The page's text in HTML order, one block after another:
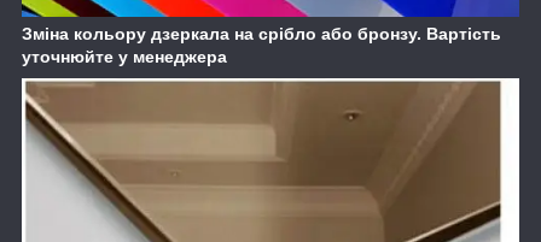
Зміна кольору дзеркала на срібло або бронзу. Вартість
уточнюйте у менеджера